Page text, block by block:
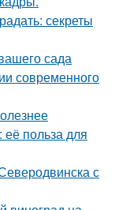
секреты
сада
современного
польза для
с